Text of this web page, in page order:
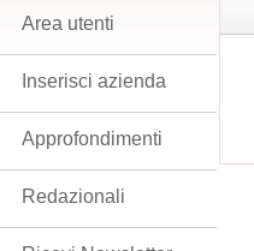
Area utenti
Inserisci azienda
Approfondimenti
Redazionali